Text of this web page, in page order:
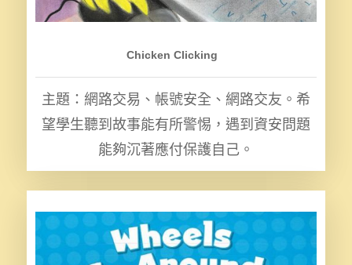
Chicken Clicking
主題：網路交易、帳號安全、網路交友。希
望學生聽到故事能有所警惕，遇到資安問題
能夠沉著應付保護自己。